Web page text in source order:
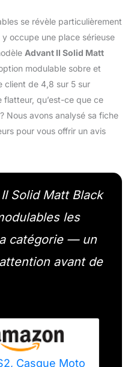
se révèle particulièrement
occupe une place sérieuse
Advant II Solid Matt
modulable sobre et
client de 4,8 sur 5 sur
flatteur, qu’est-ce que ce
Nous avons analysé sa fiche
pour vous offrir un avis
Solid Matt Black
les
catégorie — un
avant de
Casque Moto